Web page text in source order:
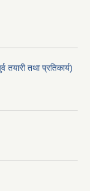
तयारी तथा प्रतिकार्य)